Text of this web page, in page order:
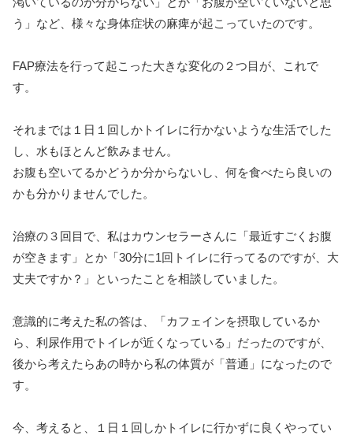
う」など、様々な身体症状の麻痺が起こっていたのです。
FAP療法を行って起こった大きな変化の２つ目が、これで
す。
それまでは１日１回しかトイレに行かないような生活でした
し、水もほとんど飲みません。
お腹も空いてるかどうか分からないし、何を食べたら良いの
かも分かりませんでした。
治療の３回目で、私はカウンセラーさんに「最近すごくお腹
が空きます」とか「30分に1回トイレに行ってるのですが、大
丈夫ですか？」といったことを相談していました。
意識的に考えた私の答は、「カフェインを摂取しているか
ら、利尿作用でトイレが近くなっている」だったのですが、
後から考えたらあの時から私の体質が「普通」になったので
す。
今、考えると、１日１回しかトイレに行かずに良くやってい